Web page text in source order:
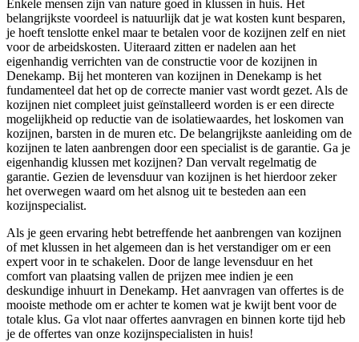
Enkele mensen zijn van nature goed in klussen in huis. Het
belangrijkste voordeel is natuurlijk dat je wat kosten kunt besparen,
je hoeft tenslotte enkel maar te betalen voor de kozijnen zelf en niet
voor de arbeidskosten. Uiteraard zitten er nadelen aan het
eigenhandig verrichten van de constructie voor de kozijnen in
Denekamp. Bij het monteren van kozijnen in Denekamp is het
fundamenteel dat het op de correcte manier vast wordt gezet. Als de
kozijnen niet compleet juist geïnstalleerd worden is er een directe
mogelijkheid op reductie van de isolatiewaardes, het loskomen van
kozijnen, barsten in de muren etc. De belangrijkste aanleiding om de
kozijnen te laten aanbrengen door een specialist is de garantie. Ga je
eigenhandig klussen met kozijnen? Dan vervalt regelmatig de
garantie. Gezien de levensduur van kozijnen is het hierdoor zeker
het overwegen waard om het alsnog uit te besteden aan een
kozijnspecialist.
Als je geen ervaring hebt betreffende het aanbrengen van kozijnen
of met klussen in het algemeen dan is het verstandiger om er een
expert voor in te schakelen. Door de lange levensduur en het
comfort van plaatsing vallen de prijzen mee indien je een
deskundige inhuurt in Denekamp. Het aanvragen van offertes is de
mooiste methode om er achter te komen wat je kwijt bent voor de
totale klus. Ga vlot naar offertes aanvragen en binnen korte tijd heb
je de offertes van onze kozijnspecialisten in huis!